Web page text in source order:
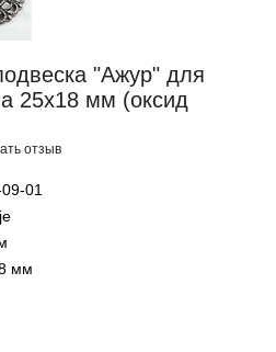
"Ажур" для
25х18 мм (оксид
отзыв
01
мм